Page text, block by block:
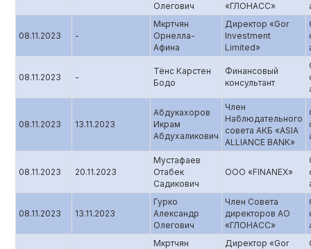
Олегович
«ГЛОНАСС»
08.11.2023 -
Мкртчян
Орнелла-
Афина
Директор «Gor
Investment
Limited»
08.11.2023 -
Тёнс Карстен
Бодо
Финансовый
консультант
08.11.2023 13.11.2023
Абдукахоров
Икрам
Абдухаликович
Член
Наблюдательного
совета АКБ «ASIA
ALLIANCE BANK»
08.11.2023 20.11.2023
Мустафаев
Отабек
Садикович
ООО «FINANEX»
08.11.2023 13.11.2023
Гурко
Александр
Олегович
Член Совета
директоров АО
«ГЛОНАСС»
Мкртчян
Директор «Gor